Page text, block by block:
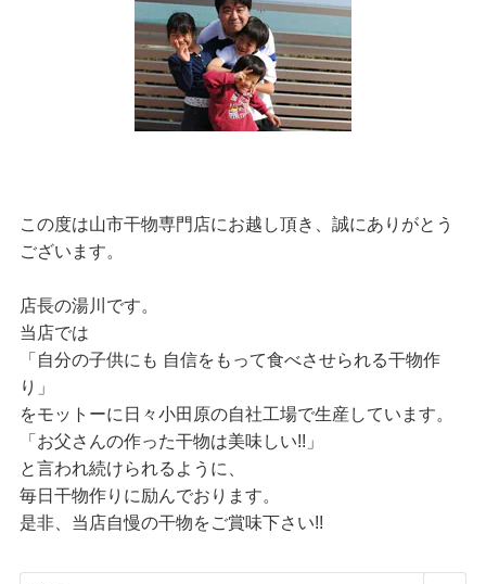
この度は山市干物専門店にお越し頂き、誠にありがとう
ございます。
店長の湯川です。
当店では
「自分の子供にも 自信をもって食べさせられる干物作
り」
をモットーに日々小田原の自社工場で生産しています。
「お父さんの作った干物は美味しい!!」
と言われ続けられるように、
毎日干物作りに励んでおります。
是非、当店自慢の干物をご賞味下さい!!